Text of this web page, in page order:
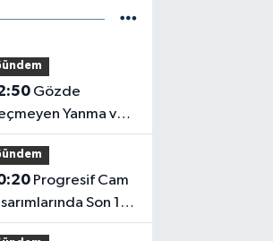
Yanma ve
Hassasiyeti Hafife
Son 10
Yenilikleri